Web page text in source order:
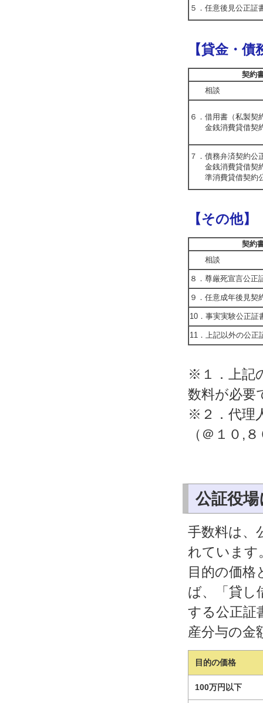
５．任意後見公正証
【貸金・
契約
相談
６．借用書（私製契
金銭消費貸借契
７．債務弁済契約公
金銭消費貸借契
準消費貸借契約
【その他】
契約
相談
８．尊厳死宣言公正
９．任意成年後見契
10．事実実験公正証
11．上記以外の公正
※１．上記
数料が必要
※２．代理
（＠１０,
公証役
手数料は、
れています
目的の価格
ば、「貸し
する公正証
産分与の金
目的の価格
100万円以下